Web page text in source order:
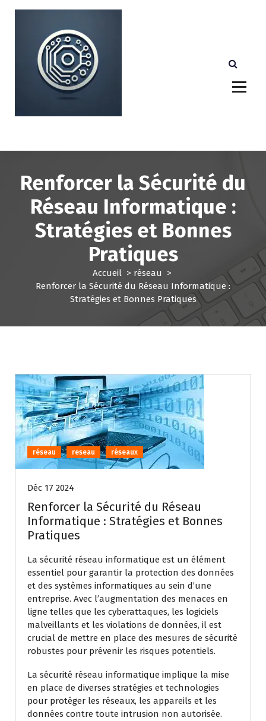
e
Renforcer la Sécurité du
Réseau Informatique :
Stratégies et Bonnes
Pratiques
Accueil> réseau >
Renforcer la Sécurité du Réseau Informatique :
Stratégies et Bonnes Pratiques
réseau reseau réseaux
Déc 17 2024
Renforcer la Sécurité du Réseau
Informatique : Stratégies et Bonnes
Pratiques
La sécurité réseau informatique est un élément
essentiel pour garantir la protection des données
et des systèmes informatiques au sein d’une
entreprise. Avec l’augmentation des menaces en
ligne telles que les cyberattaques, les logiciels
malveillants et les violations de données, il est
crucial de mettre en place des mesures de sécurité
robustes pour prévenir les risques potentiels.
La sécurité réseau informatique implique la mise
en place de diverses stratégies et technologies
pour protéger les réseaux, les appareils et les
données contre toute intrusion non autorisée.